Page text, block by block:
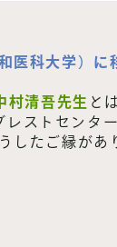
医科大学）に
村清吾先生 と
ストセンタ
したご縁があ